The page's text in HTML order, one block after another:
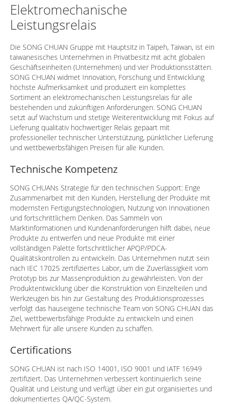
Elektromechanische
Leistungsrelais
Die SONG CHUAN Gruppe mit Hauptsitz in Taipeh, Taiwan, ist ein
taiwanesisches Unternehmen in Privatbesitz mit acht globalen
Geschäftseinheiten (Unternehmen) und vier Produktionsstätten.
SONG CHUAN widmet Innovation, Forschung und Entwicklung
höchste Aufmerksamkeit und produziert ein komplettes
Sortiment an elektromechanischen Leistungsrelais für alle
bestehenden und zukünftigen Anforderungen. SONG CHUAN
setzt auf Wachstum und stetige Weiterentwicklung mit Fokus auf
Lieferung qualitativ hochwertiger Relais gepaart mit
professioneller technischer Unterstützung, pünktlicher Lieferung
und wettbewerbsfähigen Preisen für alle Kunden.
Technische Kompetenz
SONG CHUANs Strategie für den technischen Support: Enge
Zusammenarbeit mit den Kunden, Herstellung der Produkte mit
modernsten Fertigungstechnologien, Nutzung von Innovationen
und fortschrittlichem Denken. Das Sammeln von
Marktinformationen und Kundenanforderungen hilft dabei, neue
Produkte zu entwerfen und neue Produkte mit einer
vollständigen Palette fortschrittlicher APQP/PDCA-
Qualitätskontrollen zu entwickeln. Das Unternehmen nutzt sein
nach IEC 17025 zertifiziertes Labor, um die Zuverlässigkeit vom
Prototyp bis zur Massenproduktion zu gewährleisten. Von der
Produktentwicklung über die Konstruktion von Einzelteilen und
Werkzeugen bis hin zur Gestaltung des Produktionsprozesses
verfolgt das hauseigene technische Team von SONG CHUAN das
Ziel, wettbewerbsfähige Produkte zu entwickeln und einen
Mehrwert für alle unsere Kunden zu schaffen.
Certifications
SONG CHUAN ist nach ISO 14001, ISO 9001 und IATF 16949
zertifiziert. Das Unternehmen verbessert kontinuierlich seine
Qualität und Leistung und verfügt über ein gut organisiertes und
dokumentiertes QA/QC-System.